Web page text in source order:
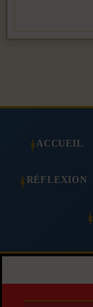
ACCUEIL
RÉFLEXION